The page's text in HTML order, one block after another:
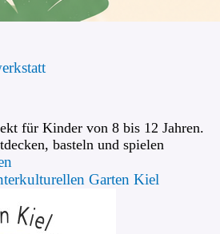
für Kinder von 8 bis 12 Jahren.
basteln und spielen
Garten Kiel